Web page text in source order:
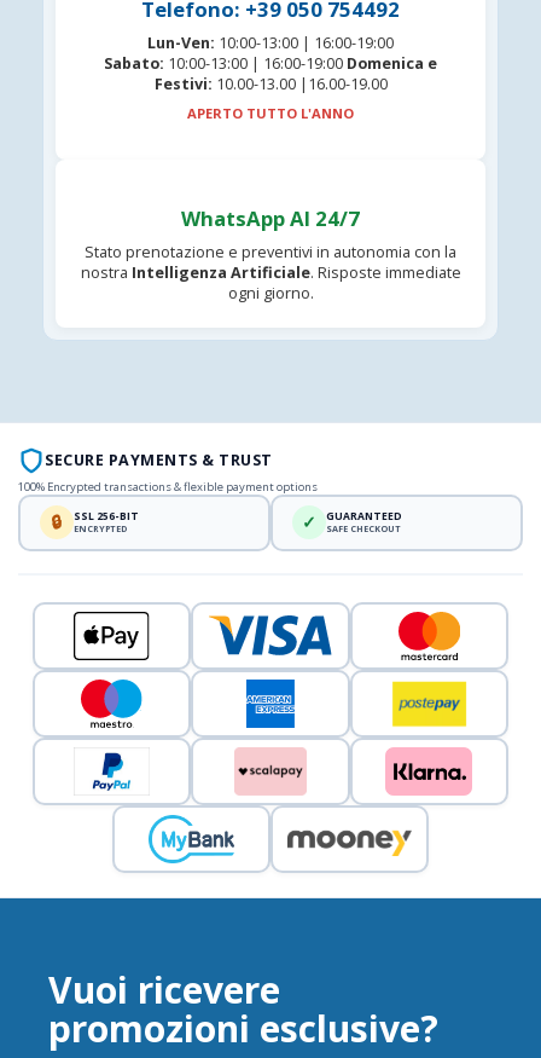
Telefono: +39 050 754492
Lun-Ven: 10:00-13:00 | 16:00-19:00
Sabato: 10:00-13:00 | 16:00-19:00 Domenica e
Festivi: 10.00-13.00 |16.00-19.00
APERTO TUTTO L'ANNO
WhatsApp AI 24/7
Stato prenotazione e preventivi in autonomia con la
nostra Intelligenza Artificiale. Risposte immediate
ogni giorno.
SECURE PAYMENTS & TRUST
100% Encrypted transactions & flexible payment options
🔒 SSL 256-BIT
ENCRYPTED ✓ GUARANTEED
SAFE CHECKOUT
Vuoi ricevere
promozioni esclusive?